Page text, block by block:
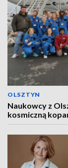
OLSZTYN
Naukowcy z
kosmiczną